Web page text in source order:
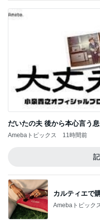
だいたの夫 後から本心言う
Amebaトピックス 11時間前
カルティエで
Amebaトピック